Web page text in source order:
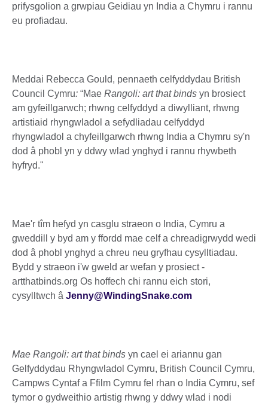
prifysgolion a grwpiau Geidiau yn India a Chymru i rannu
eu profiadau.
Meddai Rebecca Gould, pennaeth celfyddydau British
Council Cymru: “Mae Rangoli: art that binds yn brosiect
am gyfeillgarwch; rhwng celfyddyd a diwylliant, rhwng
artistiaid rhyngwladol a sefydliadau celfyddyd
rhyngwladol a chyfeillgarwch rhwng India a Chymru sy'n
dod â phobl yn y ddwy wlad ynghyd i rannu rhywbeth
hyfryd."
Mae'r tîm hefyd yn casglu straeon o India, Cymru a
gweddill y byd am y ffordd mae celf a chreadigrwydd wedi
dod â phobl ynghyd a chreu neu gryfhau cysylltiadau.
Bydd y straeon i'w gweld ar wefan y prosiect -
artthatbinds.org Os hoffech chi rannu eich stori,
cysylltwch â Jenny@WindingSnake.com
Mae Rangoli: art that binds yn cael ei ariannu gan
Gelfyddydau Rhyngwladol Cymru, British Council Cymru,
Campws Cyntaf a Ffilm Cymru fel rhan o India Cymru, sef
tymor o gydweithio artistig rhwng y ddwy wlad i nodi